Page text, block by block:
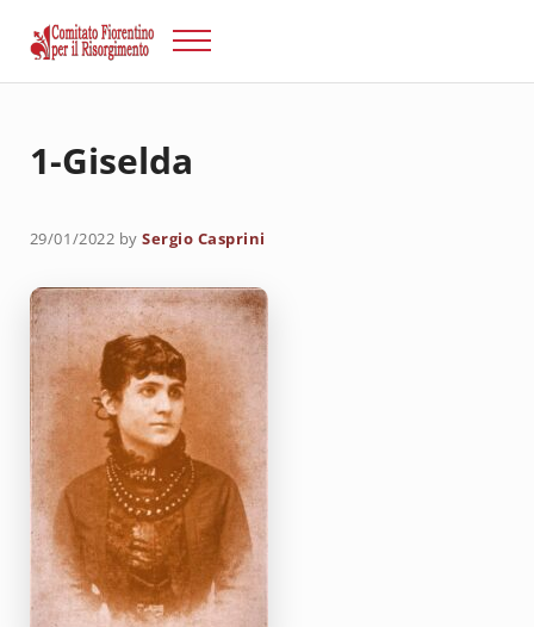
Risorgimento Firenze
Menu
1-Giselda
29/01/2022 bySergio Casprini